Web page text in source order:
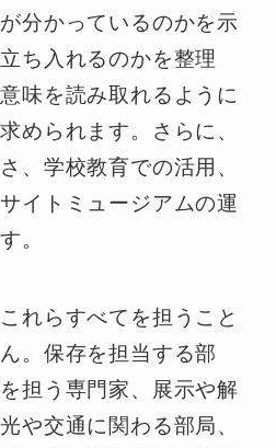
分かっているのかを示
ち入れるのかを整理
味を読み取れるように
められます。さらに、
、学校教育での活用、
イトミュージアムの運
。
れらすべてを担うこと
。保存を担当する部
担う専門家、展示や解
や交通に関わる部局、